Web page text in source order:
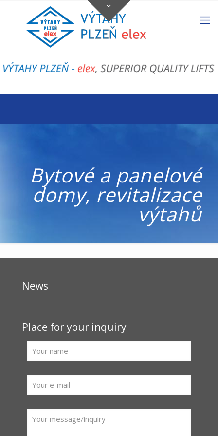
Bytové a panelové
domy, revitalizace
výtahů
News
Place for your inquiry